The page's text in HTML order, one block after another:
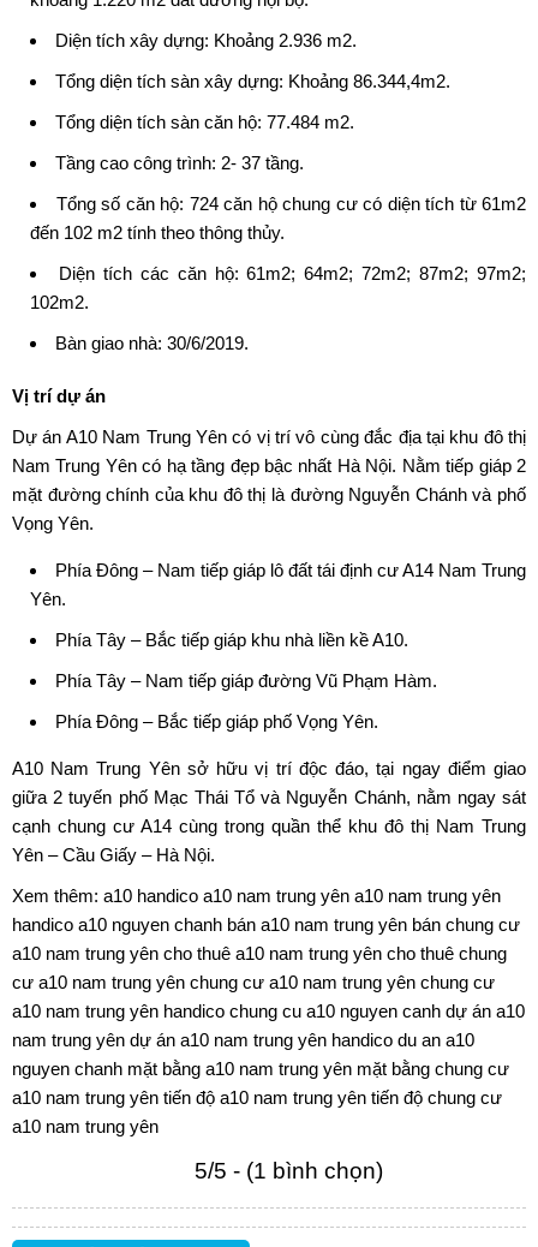
Diện tích xây dựng: Khoảng 2.936 m2.
Tổng diện tích sàn xây dựng: Khoảng 86.344,4m2.
Tổng diện tích sàn căn hộ: 77.484 m2.
Tầng cao công trình: 2- 37 tầng.
Tổng số căn hộ: 724 căn hộ chung cư có diện tích từ 61m2
đến 102 m2 tính theo thông thủy.
Diện tích các căn hộ: 61m2; 64m2; 72m2; 87m2; 97m2;
102m2.
Bàn giao nhà: 30/6/2019.
Vị trí dự án
Dự án A10 Nam Trung Yêncó vị trí vô cùng đắc địa tại khu đô thị
Nam Trung Yên có hạ tầng đẹp bậc nhất Hà Nội. Nằm tiếp giáp 2
mặt đường chính của khu đô thị là đường Nguyễn Chánh và phố
Vọng Yên.
Phía Đông – Nam tiếp giáp lô đất tái định cư A14 Nam Trung
Yên.
Phía Tây – Bắc tiếp giáp khu nhà liền kề A10.
Phía Tây – Nam tiếp giáp đường Vũ Phạm Hàm.
Phía Đông – Bắc tiếp giáp phố Vọng Yên.
A10 Nam Trung Yênsở hữu vị trí độc đáo, tại ngay điểm giao
giữa 2 tuyến phố Mạc Thái Tổ và Nguyễn Chánh, nằm ngay sát
cạnh chung cư A14 cùng trong quần thể khu đô thị Nam Trung
Yên – Cầu Giấy – Hà Nội.
Xem thêm: a10 handico a10 nam trung yên a10 nam trung yên
handico a10 nguyen chanh bán a10 nam trung yên bán chung cư
a10 nam trung yên cho thuê a10 nam trung yên cho thuê chung
cư a10 nam trung yên chung cư a10 nam trung yên chung cư
a10 nam trung yên handico chung cu a10 nguyen canh dự án a10
nam trung yên dự án a10 nam trung yên handico du an a10
nguyen chanh mặt bằng a10 nam trung yên mặt bằng chung cư
a10 nam trung yên tiến độ a10 nam trung yên tiến độ chung cư
a10 nam trung yên
5/5 - (1 bình chọn)